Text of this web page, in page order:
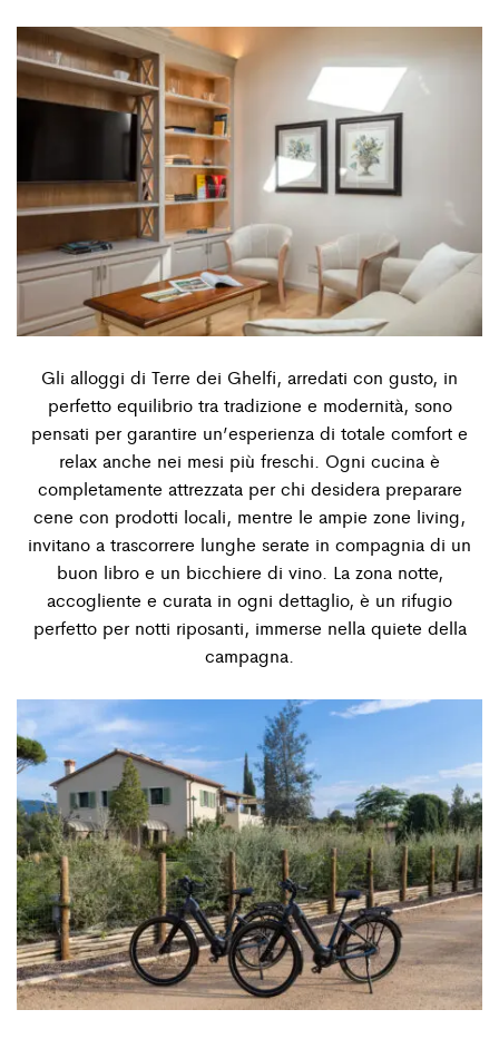
Gli alloggi di Terre dei Ghelﬁ, arredati con gusto, in
perfetto equilibrio tra tradizione e modernità, sono
pensati per garantire un’esperienza di totale comfort e
relax anche nei mesi più freschi. Ogni cucina è
completamente attrezzata per chi desidera preparare
cene con prodotti locali, mentre le ampie zone living,
invitano a trascorrere lunghe serate in compagnia di un
buon libro e un bicchiere di vino. La zona notte,
accogliente e curata in ogni dettaglio, è un rifugio
perfetto per notti riposanti, immerse nella quiete della
campagna.